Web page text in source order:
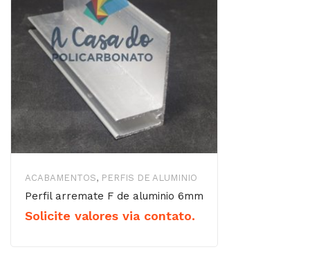
ACABAMENTOS, PERFIS DE ALUMINIO
Perfil arremate F de aluminio 6mm
Solicite valores via contato.